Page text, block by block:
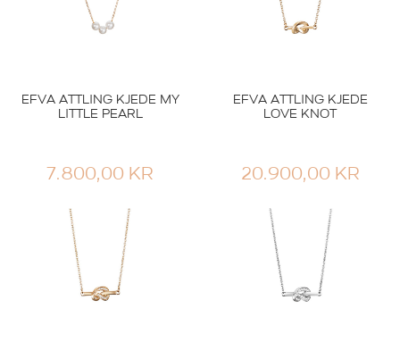
EFVA ATTLING KJEDE MY
LITTLE PEARL
7.800,00 KR
EFVA ATTLING KJEDE
LOVE KNOT
20.900,00 KR